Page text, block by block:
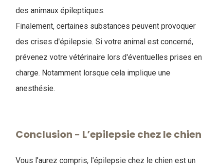
des animaux épileptiques.
Finalement, certaines substances peuvent provoquer
des crises d'épilepsie. Si votre animal est concerné,
prévenez votre vétérinaire lors d'éventuelles prises en
charge. Notamment lorsque cela implique une
anesthésie.
Conclusion - L’epilepsie chez le chien
Vous l'aurez compris, l'épilepsie chez le chien est un